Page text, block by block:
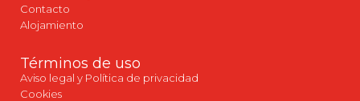
Contacto
Alojamiento
Términos de uso
Aviso legal y Política de privacidad
Cookies